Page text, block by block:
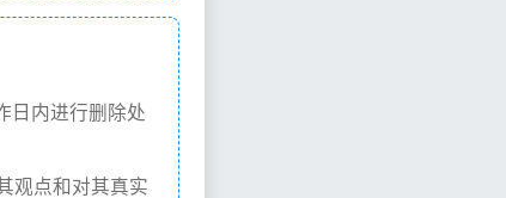
日内进行删除处
观点和对其真实